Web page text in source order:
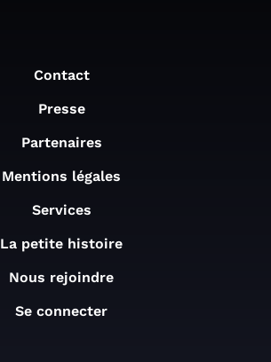
Contact
Presse
Partenaires
Mentions légales
Services
La petite histoire
Nous rejoindre
Se connecter